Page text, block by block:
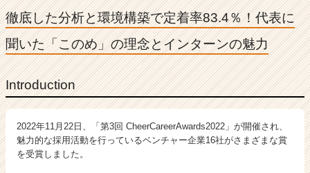
「こ
め」
と
イ
ン
徹底した分析と環境構築で定着率83.4％！代表に
聞いた「このめ」の理念とインターンの魅力
Introduction
2022年11月22日、「第3回 CheerCareerAwards2022」が開催され、
魅力的な採用活動を行っているベンチャー企業16社がさまざまな賞
を受賞しました。